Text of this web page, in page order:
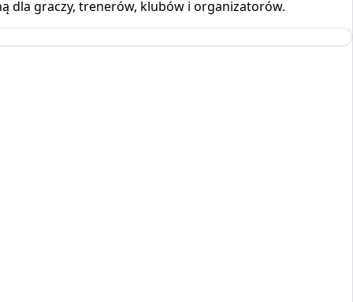
dla graczy, trenerów, klubów i organizatorów.